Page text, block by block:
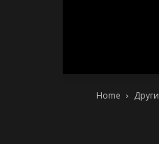
Home Други